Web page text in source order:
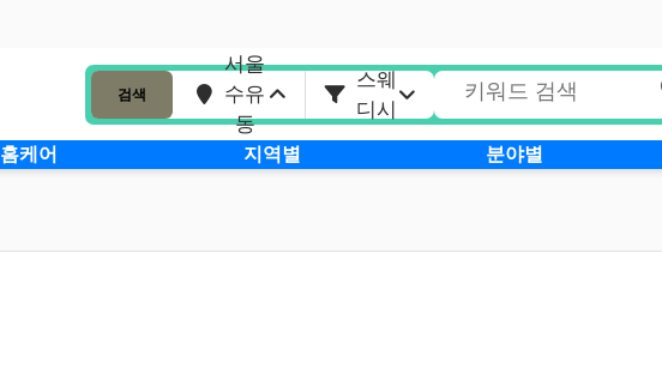
검색
서울
수유
동
스웨
디시
홈케어 지역별 분야별